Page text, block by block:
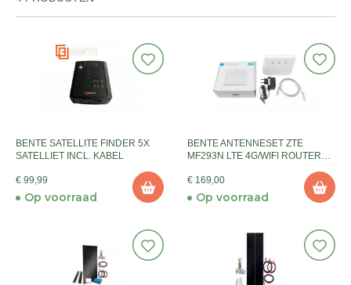
BENTE SATELLITE FINDER 5X
SATELLIET INCL. KABEL
€ 99,99
Op voorraad
BENTE ANTENNESET ZTE
MF293N LTE 4G/WIFI ROUTER
€ 169,00
Op voorraad